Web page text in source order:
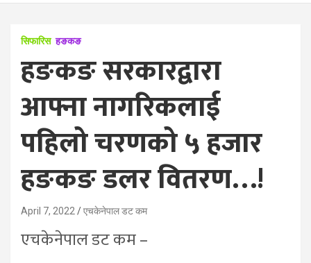
सिफारिस हङकङ
हङकङ सरकारद्वारा
आफ्ना नागरिकलाई
पहिलो चरणको ५ हजार
हङकङ डलर वितरण…!
April 7, 2022 एचकेनेपाल डट कम
एचकेनेपाल डट कम –